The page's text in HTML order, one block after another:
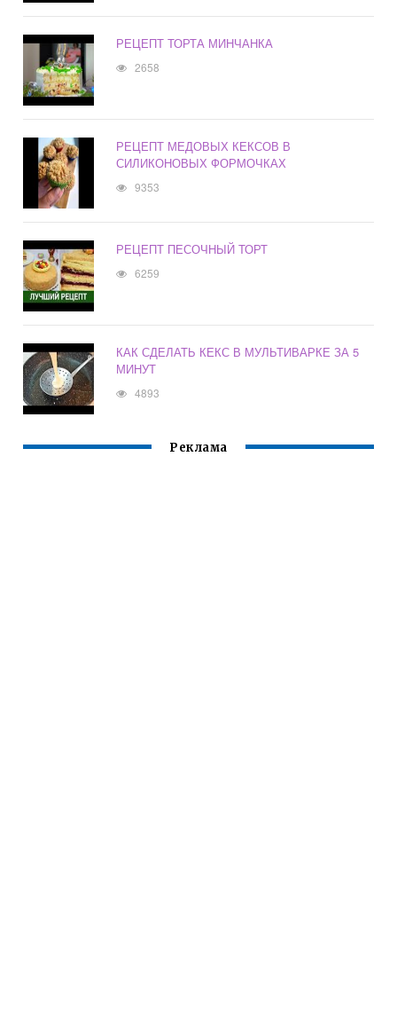
РЕЦЕПТ ТОРТА МИНЧАНКА
2658
РЕЦЕПТ МЕДОВЫХ КЕКСОВ В
СИЛИКОНОВЫХ ФОРМОЧКАХ
9353
РЕЦЕПТ ПЕСОЧНЫЙ ТОРТ
6259
КАК СДЕЛАТЬ КЕКС В МУЛЬТИВАРКЕ ЗА 5
МИНУТ
4893
Реклама